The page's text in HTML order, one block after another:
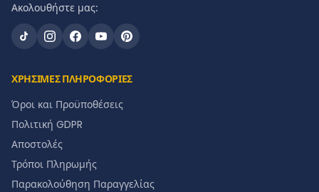
Ακολουθήστε μας:
ΧΡΗΣΙΜΕΣ ΠΛΗΡΟΦΟΡΙΕΣ
Όροι και Προϋποθέσεις
Πολιτική GDPR
Αποστολές
Τρόποι Πληρωμής
Παρακολούθηση Παραγγελίας